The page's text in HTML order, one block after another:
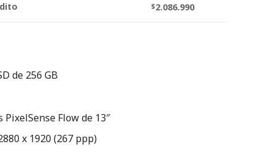
$2.086.990
de 256 GB
Flow de 13″
x 1920 (267 ppp)